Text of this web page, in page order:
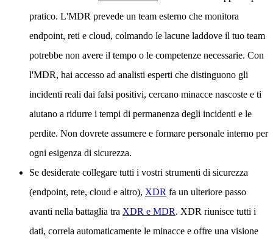
pratico. L'MDR prevede un team esterno che monitora
endpoint, reti e cloud, colmando le lacune laddove il tuo team
potrebbe non avere il tempo o le competenze necessarie. Con
l'MDR, hai accesso ad analisti esperti che distinguono gli
incidenti reali dai falsi positivi, cercano minacce nascoste e ti
aiutano a ridurre i tempi di permanenza degli incidenti e le
perdite. Non dovrete assumere e formare personale interno per
ogni esigenza di sicurezza.
Se desiderate collegare tutti i vostri strumenti di sicurezza
(endpoint, rete, cloud e altro), XDR fa un ulteriore passo
avanti nella battaglia tra XDR e MDR. XDR riunisce tutti i
dati, correla automaticamente le minacce e offre una visione